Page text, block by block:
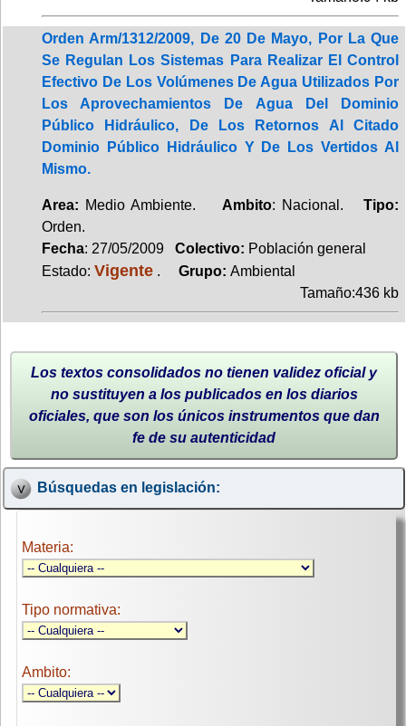
Orden Arm/1312/2009, De 20 De Mayo, Por La Que
Se Regulan Los Sistemas Para Realizar El Control
Efectivo De Los Volúmenes De Agua Utilizados Por
Los Aprovechamientos De Agua Del Dominio
Público Hidráulico, De Los Retornos Al Citado
Dominio Público Hidráulico Y De Los Vertidos Al
Mismo.
Area: Medio Ambiente. Ambito: Nacional.Tipo:
Orden.
Fecha: 27/05/2009 Colectivo: Población general
Estado: Vigente . Grupo: Ambiental
Tamaño:436 kb
Los textos consolidados no tienen validez oficial y
no sustituyen a los publicados en los diarios
oficiales, que son los únicos instrumentos que dan
fe de su autenticidad
Búsquedas en legislación:
Materia:
Tipo normativa:
Ambito: